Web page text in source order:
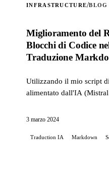
INFRASTRUCTURE/BLOG
Miglioramento del
Blocchi di Codice
Traduzione
Utilizzando il mio script
alimentato dall'IA
ho incontr...
3 marzo 2024
Traduction IA Markdown